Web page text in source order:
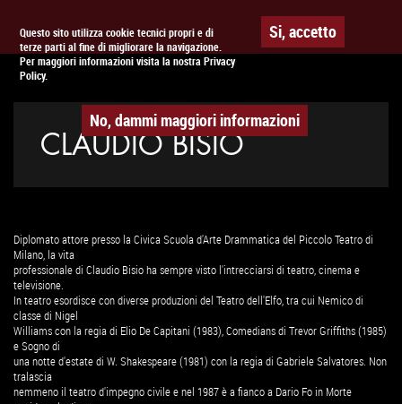
Questo sito utilizza cookie tecnici propri e di
terze parti al fine di migliorare la navigazione.
Per maggiori informazioni visita la nostra Privacy
Policy.
Si, accetto
No, dammi maggiori informazioni
APPUNTAMENTO AL CINEMA
CLAUDIO BISIO
Diplomato attore presso la Civica Scuola d'Arte Drammatica del Piccolo Teatro di
Milano, la vita
professionale di Claudio Bisio ha sempre visto l'intrecciarsi di teatro, cinema e
televisione.
In teatro esordisce con diverse produzioni del Teatro dell'Elfo, tra cui Nemico di
classe di Nigel
Williams con la regia di Elio De Capitani (1983), Comedians di Trevor Griffiths (1985)
e Sogno di
una notte d'estate di W. Shakespeare (1981) con la regia di Gabriele Salvatores. Non
tralascia
nemmeno il teatro d'impegno civile e nel 1987 è a fianco a Dario Fo in Morte